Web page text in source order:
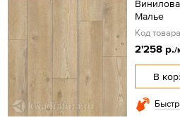
Малье
Код
2'258 р./
В